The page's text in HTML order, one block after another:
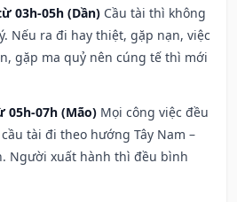
03h-05h (Dần) Cầu tài thì không
Nếu ra đi hay thiệt, gặp nạn, việc
gặp ma quỷ nên cúng tế thì mới
05h-07h (Mão) Mọi công việc đều
tài đi theo hướng Tây Nam –
Người xuất hành thì đều bình